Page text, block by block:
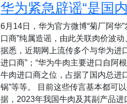
的Crayola Adventures。Oko利用
馈告知行人当前路口信号灯的变化
Adventures为玩家提供创意空间，
等活动获得体验。 该类别奖项的
华为紧急辟谣“是国
6月14日，华为官方微博“菊厂阿华
口商”纯属造谣，由此关联肉价波
据悉，近期网上流传多个与华为进
进口商”；“华为牛肉主要进口自阿
牛肉进口商之位，占据了国内总进
锅”等等。 目前这些传言基本都可
据，2023年我国牛肉及其副产品